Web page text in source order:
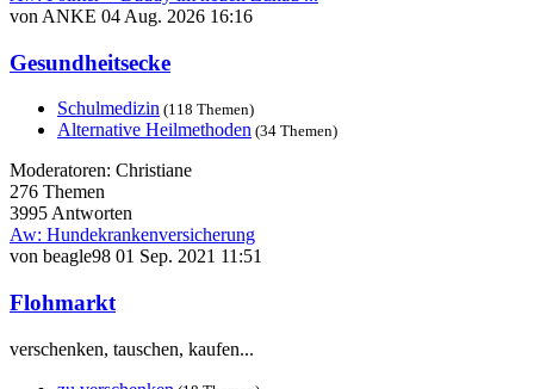
von ANKE 04 Aug. 2026 16:16
Gesundheitsecke
Schulmedizin (118 Themen)
Alternative Heilmethoden (34 Themen)
Moderatoren: Christiane
276 Themen
3995Antworten
Aw: Hundekrankenversicherung
von beagle98 01 Sep. 2021 11:51
Flohmarkt
verschenken, tauschen, kaufen...